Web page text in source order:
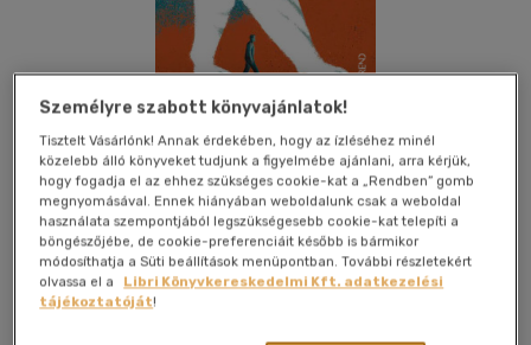
Kívánságlistához adom Megosztom
Trend Kiadó|2022|magyar nyelvű|füles, kartonált|238
oldal
Személyre szabott könyvajánlatok!
Tisztelt Vásárlónk! Annak érdekében, hogy az ízléséhez minél
közelebb álló könyveket tudjunk a figyelmébe ajánlani, arra kérjük,
hogy fogadja el az ehhez szükséges cookie-kat a „Rendben” gomb
megnyomásával. Ennek hiányában weboldalunk csak a weboldal
használata szempontjából legszükségesebb cookie-kat telepíti a
böngészőjébe, de cookie-preferenciáit később is bármikor
módosíthatja a Süti beállítások menüpontban. További részletekért
olvassa el a
Libri Könyvkereskedelmi Kft. adatkezelési
tájékoztatóját!